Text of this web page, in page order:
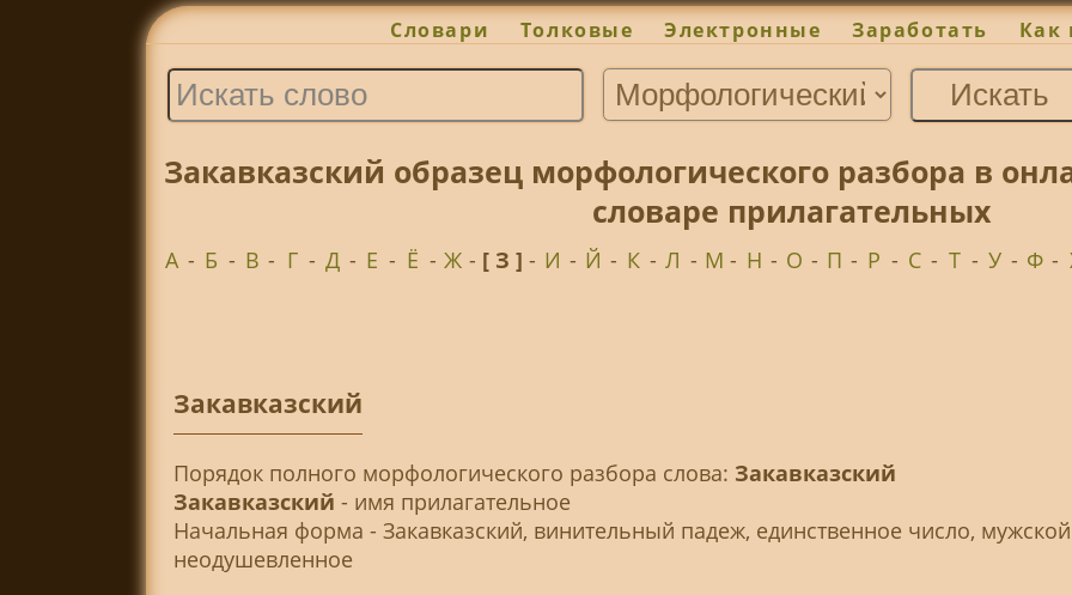
Словари Толковые Электронные Заработать Как
Закавказский образец морфологического разбора в
словаре прилагательных
А - Б - В - Г - Д - Е - Ё - Ж - [ З ]- И - Й - К - Л - М - Н - О - П - Р - С - Т - У - Ф -
Закавказский
Порядок полного морфологического разбора слова: Закавказский
Закавказский - имя прилагательное
Начальная форма - Закавказский, винительный падеж, единственное число,
неодушевленное